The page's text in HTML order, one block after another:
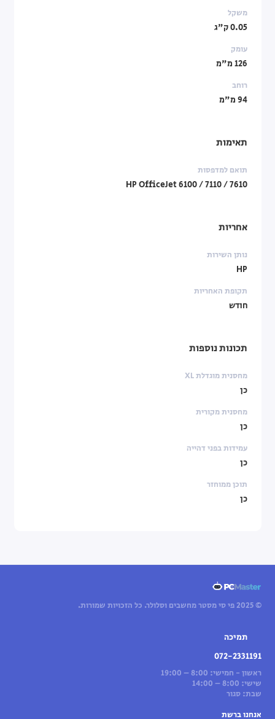
משקל
0.05 ק"ג
עומק
126 מ"מ
רוחב
94 מ"מ
תאימות
תואם למדפסות
HP OfficeJet 6100 / 7110 / 7610
אחריות
נותן השירות
HP
תקופת האחריות
חודש
תכונות נוספות
מחסנית מוגדלת XL
כן
מחסנית מקורית
כן
עמידות בפני דהייה
כן
תוכן ממוחזר
כן
© 2025 פי סי מסטר מחשבים וסלולר. כל הזכויות שמורות.
תמיכה
072-2331191
ראשון - חמישי: 8:00 – 19:00
שישי: 8:00 – 14:00
שבת: סגור
אנחנו ברשת